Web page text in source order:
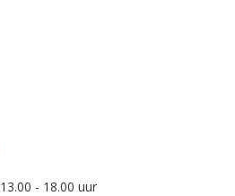
13.00 - 18.00 uur